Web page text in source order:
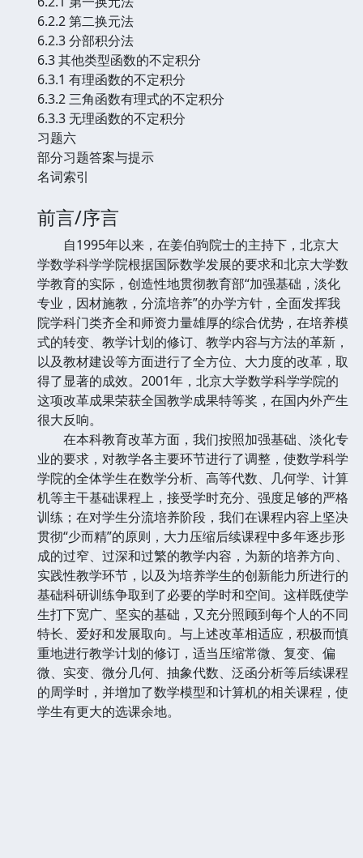
6.2.2 第二换元法
6.2.3 分部积分法
6.3 其他类型函数的不定积分
6.3.1 有理函数的不定积分
6.3.2 三角函数有理式的不定积分
6.3.3 无理函数的不定积分
习题六
部分习题答案与提示
名词索引
前言/序言
自1995年以来，在姜伯驹院士的主持下，北京大
学数学科学学院根据国际数学发展的要求和北京大学数
学教育的实际，创造性地贯彻教育部“加强基础，淡化
专业，因材施教，分流培养”的办学方针，全面发挥我
院学科门类齐全和师资力量雄厚的综合优势，在培养模
式的转变、教学计划的修订、教学内容与方法的革新，
以及教材建设等方面进行了全方位、大力度的改革，取
得了显著的成效。2001年，北京大学数学科学学院的
这项改革成果荣获全国教学成果特等奖，在国内外产生
很大反响。
在本科教育改革方面，我们按照加强基础、淡化专
业的要求，对教学各主要环节进行了调整，使数学科学
学院的全体学生在数学分析、高等代数、几何学、计算
机等主干基础课程上，接受学时充分、强度足够的严格
训练；在对学生分流培养阶段，我们在课程内容上坚决
贯彻“少而精”的原则，大力压缩后续课程中多年逐步形
成的过窄、过深和过繁的教学内容，为新的培养方向、
实践性教学环节，以及为培养学生的创新能力所进行的
基础科研训练争取到了必要的学时和空间。这样既使学
生打下宽广、坚实的基础，又充分照顾到每个人的不同
特长、爱好和发展取向。与上述改革相适应，积极而慎
重地进行教学计划的修订，适当压缩常微、复变、偏
微、实变、微分几何、抽象代数、泛函分析等后续课程
的周学时，并增加了数学模型和计算机的相关课程，使
学生有更大的选课余地。